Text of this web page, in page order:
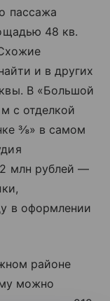
пассажа
48 кв.
и в других
В «Большой
с отделкой
⅜» в самом
млн рублей —
в оформлении
районе
можно